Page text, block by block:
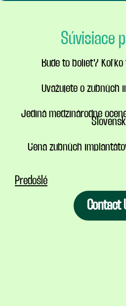
Súvisiace
Bude to bolieť?
Uvažujete o zubných
Jediná medzinárodne
Cena zubných
Predošlé
Contact